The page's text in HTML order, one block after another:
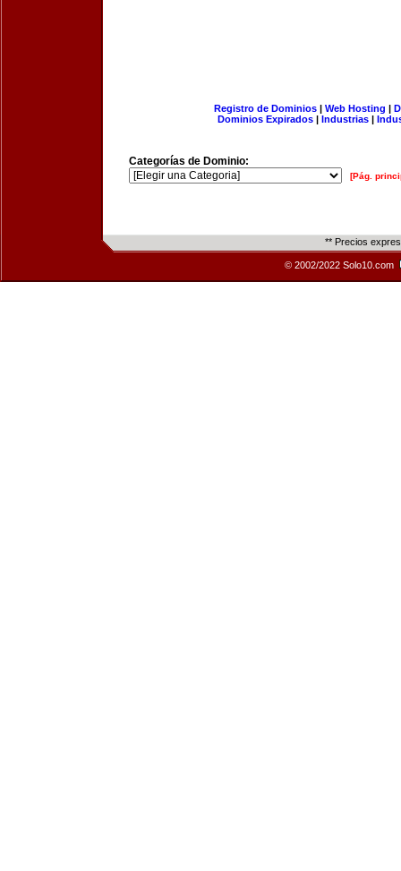
Registro de Dominios| Web Hosting |
Dominios Expirados | Industrias |
Categorías de Dominio:
[Pág.
** Precios
© 2002/2022 Solo10.com